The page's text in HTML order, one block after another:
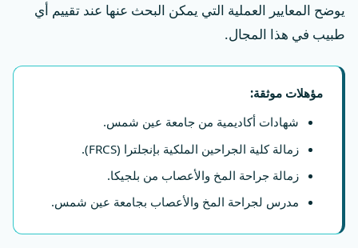
يوضح المعايير العملية التي يمكن البحث عنها عند تقييم أي
طبيب في هذا المجال.
مؤهلات موثقة:
شهادات أكاديمية من جامعة عين شمس.
زمالة كلية الجراحين الملكية بإنجلترا (FRCS).
زمالة جراحة المخ والأعصاب من بلجيكا.
مدرس لجراحة المخ والأعصاب بجامعة عين شمس.